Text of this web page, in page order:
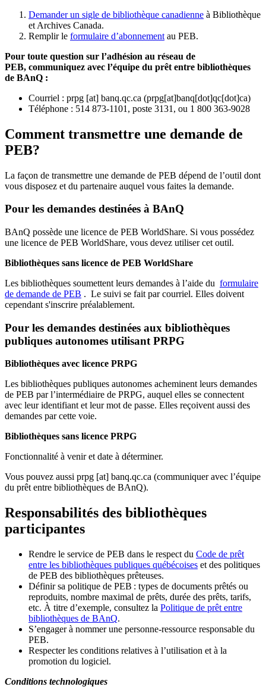
Demander un sigle de bibliothèque canadienne à Bibliothèque
et Archives Canada.
Remplir le formulaire d’abonnement au PEB.
Pour toute question sur l’adhésion au réseau de
PEB, communiquez avec l’équipe du prêt entre bibliothèques
de BAnQ :
Courriel : prpg [at] banq.qc.ca (prpg[at]banq[dot]qc[dot]ca)
Téléphone : 514 873-1101, poste 3131, ou 1 800 363-9028
Comment transmettre une demande de
PEB?
La façon de transmettre une demande de PEB dépend de l’outil dont
vous disposez et du partenaire auquel vous faites la demande.
Pour les demandes destinées à BAnQ
BAnQ possède une licence de PEB WorldShare. Si vous possédez
une licence de PEB WorldShare, vous devez utiliser cet outil.
Bibliothèques sans licence de PEB WorldShare
Les bibliothèques soumettent leurs demandes à l’aide du formulaire
de demande de PEB . Le suivi se fait par courriel. Elles doivent
cependant s'inscrire préalablement.
Pour les demandes destinées aux bibliothèques
publiques autonomes utilisant PRPG
Bibliothèques avec licence PRPG
Les bibliothèques publiques autonomes acheminent leurs demandes
de PEB par l’intermédiaire de PRPG, auquel elles se connectent
avec leur identifiant et leur mot de passe. Elles reçoivent aussi des
demandes par cette voie.
Bibliothèques sans licence PRPG
Fonctionnalité à venir et date à déterminer.
Vous pouvez aussi prpg [at] banq.qc.ca (communiquer avec l’équipe
du prêt entre bibliothèques de BAnQ).
Responsabilités des bibliothèques
participantes
Rendre le service de PEB dans le respect du Code de prêt
entre les bibliothèques publiques québécoises et des politiques
de PEB des bibliothèques prêteuses.
Définir sa politique de PEB : types de documents prêtés ou
reproduits, nombre maximal de prêts, durée des prêts, tarifs,
etc. À titre d’exemple, consultez la Politique de prêt entre
bibliothèques de BAnQ.
S’engager à nommer une personne-ressource responsable du
PEB.
Respecter les conditions relatives à l’utilisation et à la
promotion du logiciel.
Conditions technologiques